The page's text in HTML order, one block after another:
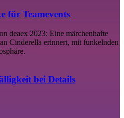
für Teamevents
bei Details